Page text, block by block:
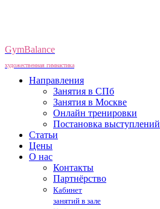
GymBalance
художественная гимнастика
Направления
Занятия в СПб
Занятия в Москве
Онлайн тренировки
Постановка выступлений
Статьи
Цены
О нас
Контакты
Партнёрство
Кабинет
занятий в зале